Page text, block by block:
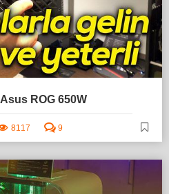
ROG 650W
8117 9